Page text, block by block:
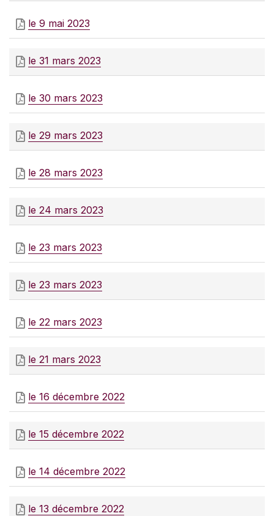
le 9 mai 2023
le 31 mars 2023
le 30 mars 2023
le 29 mars 2023
le 28 mars 2023
le 24 mars 2023
le 23 mars 2023
le 23 mars 2023
le 22 mars 2023
le 21 mars 2023
le 16 décembre 2022
le 15 décembre 2022
le 14 décembre 2022
le 13 décembre 2022